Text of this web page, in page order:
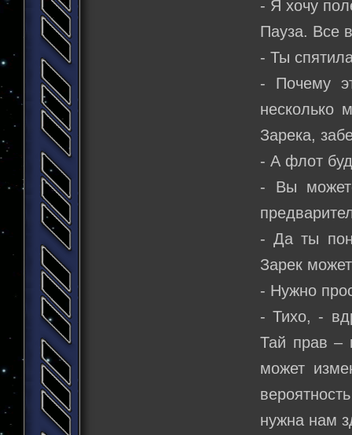
- Я хочу
Пауза. Все
- Ты
- Почему
несколько
Зарека,
- А флот
- Вы
- Да ты
Зарек
- Нужно
- Тихо, -
Тай прав –
может
нужна нам